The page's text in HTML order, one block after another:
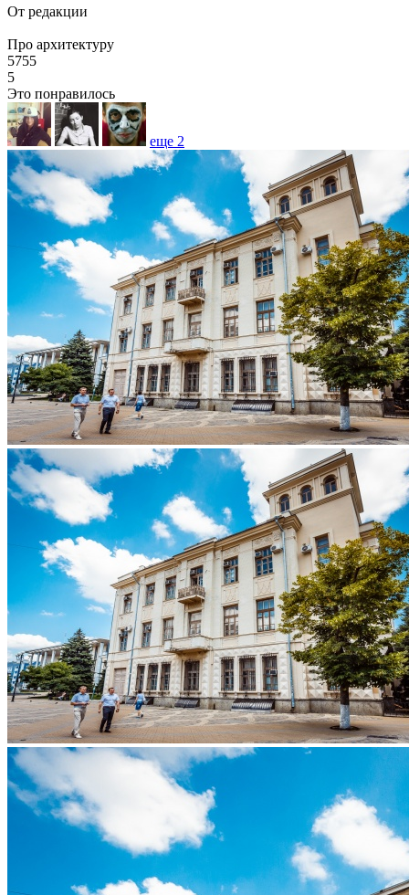
От редакции
Про архитектуру
5755
5
Это понравилось
еще 2